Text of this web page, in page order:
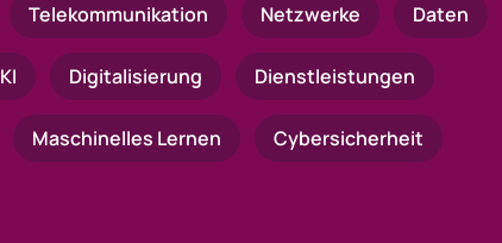
Telekommunikation Netzwerke Daten
KI Digitalisierung Dienstleistungen
Maschinelles Lernen Cybersicherheit